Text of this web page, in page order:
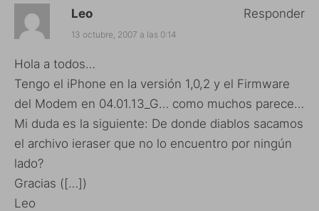
Leo
13 octubre, 2007 a las 0:14
Hola a todos…
Tengo el iPhone en la versión 1,0,2 y el Firmware
del Modem en 04.01.13_G… como muchos parece…
Mi duda es la siguiente: De donde diablos sacamos
el archivo ieraser que no lo encuentro por ningún
lado?
Gracias ([…])
Leo
Responder